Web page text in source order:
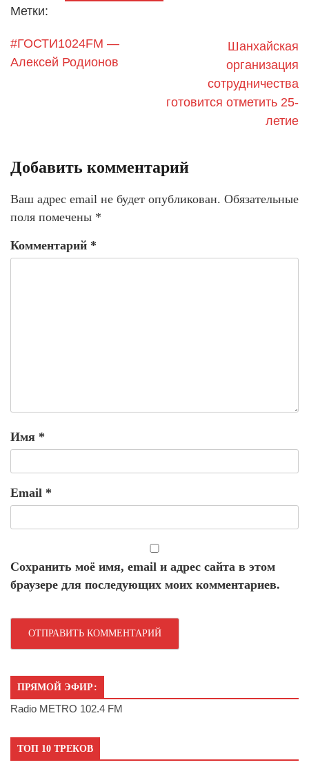
Метки:
#ГОСТИ1024FM —
Алексей Родионов
Шанхайская
организация
сотрудничества
готовится отметить 25-
летие
Добавить комментарий
Ваш адрес email не будет опубликован. Обязательные
поля помечены *
Комментарий *
Имя *
Email *
Сохранить моё имя, email и адрес сайта в этом
браузере для последующих моих комментариев.
ПРЯМОЙ ЭФИР:
Radio METRO 102.4 FM
ТОП 10 ТРЕКОВ